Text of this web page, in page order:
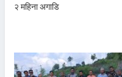
२ महिना अगाडि